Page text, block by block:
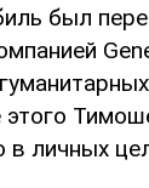
был
этого
в личных